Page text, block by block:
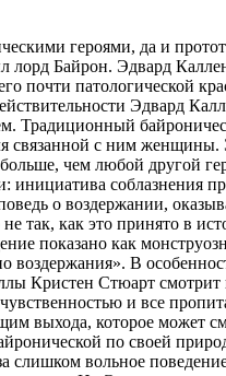
героями, да и
лорд Байрон. Эдвард
почти патологической
Эдвард
Традиционный
связанной с ним женщины.
чем любой другой
инициатива соблазнения
о воздержании,
так, как это принято в
показано как
В
Кристен Стюарт
и все
выхода, которое может
по своей
слишком вольное